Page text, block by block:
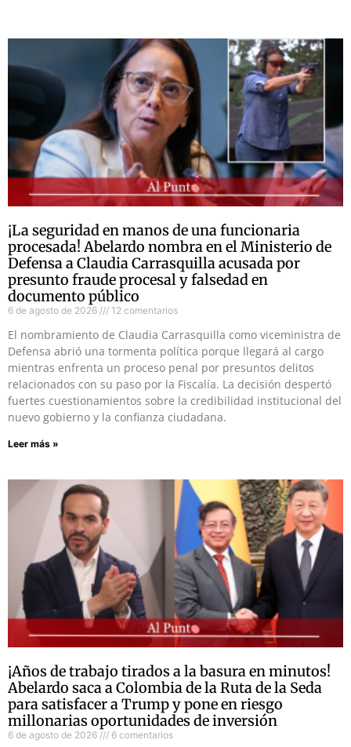
¡La seguridad en manos de una funcionaria
procesada! Abelardo nombra en el Ministerio de
Defensa a Claudia Carrasquilla acusada por
presunto fraude procesal y falsedad en
documento público
6 de agosto de 2026 12 comentarios
El nombramiento de Claudia Carrasquilla como viceministra de
Defensa abrió una tormenta política porque llegará al cargo
mientras enfrenta un proceso penal por presuntos delitos
relacionados con su paso por la Fiscalía. La decisión despertó
fuertes cuestionamientos sobre la credibilidad institucional del
nuevo gobierno y la confianza ciudadana.
Leer más »
¡Años de trabajo tirados a la basura en minutos!
Abelardo saca a Colombia de la Ruta de la Seda
para satisfacer a Trump y pone en riesgo
millonarias oportunidades de inversión
6 de agosto de 2026 6 comentarios